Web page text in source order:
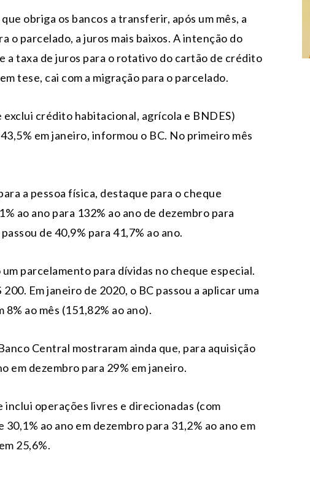
obriga os bancos a transferir, após um mês, a
parcelado, a juros mais baixos. A intenção do
a taxa de juros para o rotativo do cartão de crédito
tese, cai com a migração para o parcelado.
crédito habitacional, agrícola e BNDES)
em janeiro, informou o BC. No primeiro mês
a pessoa física, destaque para o cheque
ao ano para 132% ao ano de dezembro para
de 40,9% para 41,7% ao ano.
parcelamento para dívidas no cheque especial.
Em janeiro de 2020, o BC passou a aplicar uma
ao mês (151,82% ao ano).
Central mostraram ainda que, para aquisição
em dezembro para 29% em janeiro.
operações livres e direcionadas (com
ao ano em dezembro para 31,2% ao ano em
25,6%.